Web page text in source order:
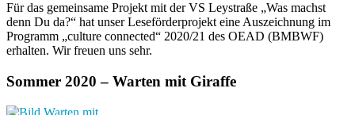
Für das gemeinsame Projekt mit der VS Leystraße „Was machst
denn Du da?“ hat unser Leseförderprojekt eine Auszeichnung im
Programm „culture connected“ 2020/21 des OEAD (BMBWF)
erhalten. Wir freuen uns sehr.
Sommer 2020 – Warten mit Giraffe